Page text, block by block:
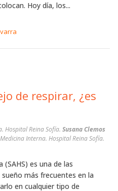
Hoy día, los...
de respirar, ¿es
Hospital Reina Sofía. Susana Clemos
Medicina Interna. Hospital Reina Sofía.
(SAHS) es una de las
más frecuentes en la
en cualquier tipo de